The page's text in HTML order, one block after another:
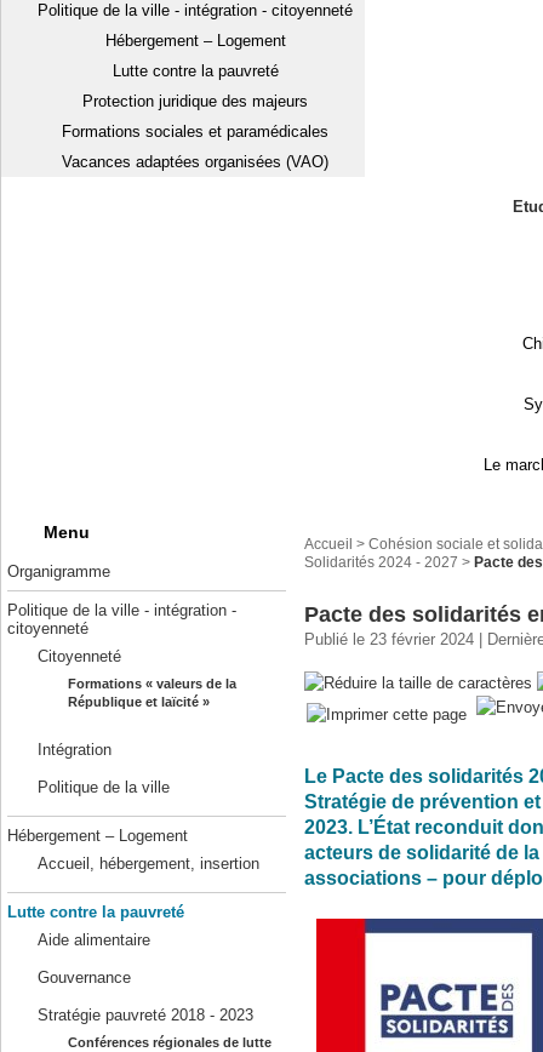
Politique de la ville - intégration - citoyenneté
Hébergement – Logement
Lutte contre la pauvreté
Protection juridique des majeurs
Formations sociales et paramédicales
Vacances adaptées organisées (VAO)
Le
Menu
Organigramme
Politique de la ville - intégration -
citoyenneté
Citoyenneté
Formations « valeurs de la
République et laïcité »
Intégration
Politique de la ville
Hébergement – Logement
Accueil, hébergement, insertion
Lutte contre la pauvreté
Aide alimentaire
Gouvernance
Stratégie pauvreté 2018 - 2023
Conférences régionales de lutte
Accueil > Cohésion sociale et
Solidarités 2024 - 2027 > Pacte
Pacte des solidarités
Publié le 23 février 2024 |
Le Pacte des solidarités
Stratégie de prévention
2023. L’État reconduit
acteurs de solidarité de
associations – pour